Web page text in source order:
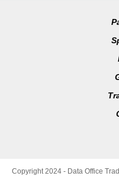
Copyright 2024 - Data Office